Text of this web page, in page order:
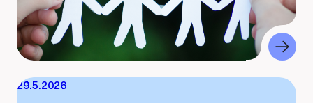
29.5.2026